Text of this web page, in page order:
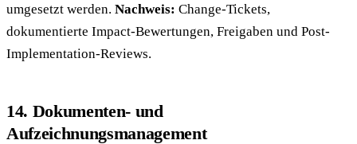
umgesetzt werden. Nachweis: Change-Tickets,
dokumentierte Impact-Bewertungen, Freigaben und Post-
Implementation-Reviews.
14. Dokumenten- und
Aufzeichnungsmanagement